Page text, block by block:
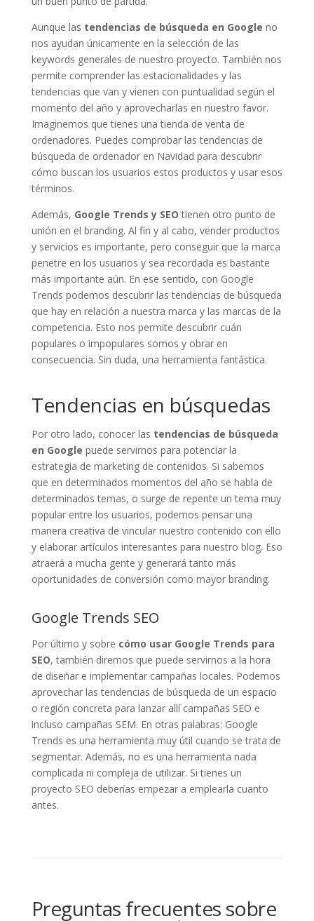
Aunque las tendencias de búsqueda en Google no
nos ayudan únicamente en la selección de las
keywords generales de nuestro proyecto. También nos
permite comprender las estacionalidades y las
tendencias que van y vienen con puntualidad según el
momento del año y aprovecharlas en nuestro favor.
Imaginemos que tienes una tienda de venta de
ordenadores. Puedes comprobar las tendencias de
búsqueda de ordenador en Navidad para descubrir
cómo buscan los usuarios estos productos y usar esos
términos.
Además, Google Trends y SEO tienen otro punto de
unión en el branding. Al fin y al cabo, vender productos
y servicios es importante, pero conseguir que la marca
penetre en los usuarios y sea recordada es bastante
más importante aún. En ese sentido, con Google
Trends podemos descubrir las tendencias de búsqueda
que hay en relación a nuestra marca y las marcas de la
competencia. Esto nos permite descubrir cuán
populares o impopulares somos y obrar en
consecuencia. Sin duda, una herramienta fantástica.
Tendencias en búsquedas
Por otro lado, conocer las tendencias de búsqueda
en Google puede servirnos para potenciar la
estrategia de marketing de contenidos. Si sabemos
que en determinados momentos del año se habla de
determinados temas, o surge de repente un tema muy
popular entre los usuarios, podemos pensar una
manera creativa de vincular nuestro contenido con ello
y elaborar artículos interesantes para nuestro blog. Eso
atraerá a mucha gente y generará tanto más
oportunidades de conversión como mayor branding.
Google Trends SEO
Por último y sobre cómo usar Google Trends para
SEO, también diremos que puede servirnos a la hora
de diseñar e implementar campañas locales. Podemos
aprovechar las tendencias de búsqueda de un espacio
o región concreta para lanzar allí campañas SEO e
incluso campañas SEM. En otras palabras: Google
Trends es una herramienta muy útil cuando se trata de
segmentar. Además, no es una herramienta nada
complicada ni compleja de utilizar. Si tienes un
proyecto SEO deberías empezar a emplearla cuanto
antes.
Preguntas frecuentes sobre